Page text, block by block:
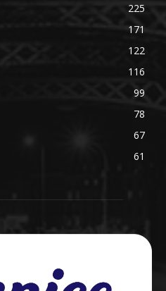
225
171
122
116
99
78
67
61